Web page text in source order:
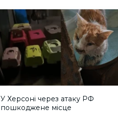
У Херсоні через атаку РФ
пошкоджене місце